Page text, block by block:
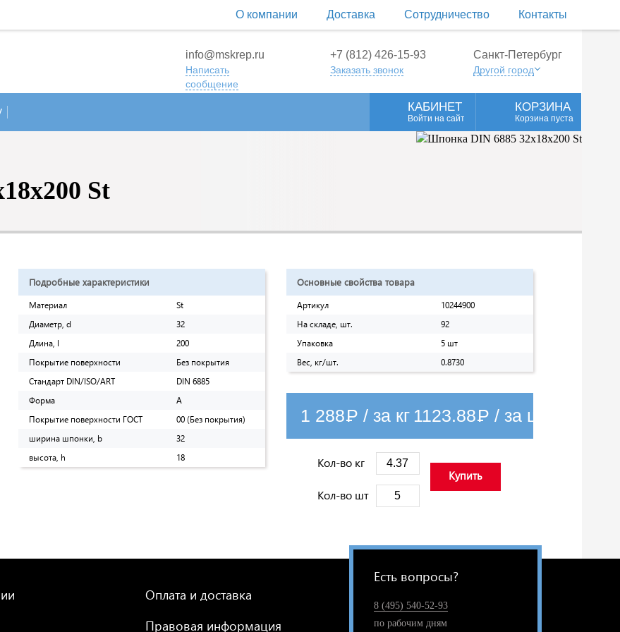
О компании Доставка Сотрудничество Контакты
info@mskrep.ru
Написать
сообщение
+7 (812) 426-15-93
Заказать звонок
Санкт-Петербург
Другой город
КАБИНЕТ
Войти на сайт
КОРЗИНА
Корзина пуста
St
Подробные характеристики
Материал
St
Диаметр, d
32
Длина, l
200
Покрытие поверхности
Без покрытия
Стандарт DIN/ISO/ART
DIN 6885
Форма
A
Покрытие поверхности ГОСТ
00 (Без покрытия)
ширина шпонки, b
32
высота, h
18
Основные свойства товара
Артикул
10244900
На складе, шт.
92
Упаковка
5 шт
Вес, кг/шт.
0.8730
1 288Р / за кг 1123.88Р / за шт
Кол-во кг
Кол-во шт
Купить
Оплата и доставка
Правовая информация
Есть вопросы?
8 (495) 540-52-93
по рабочим дням